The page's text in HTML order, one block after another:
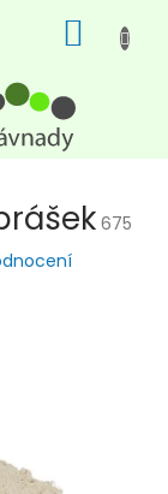
KOŠÍK
675